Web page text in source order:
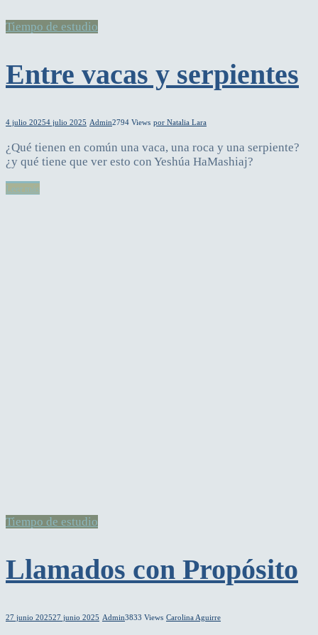
Tiempo de estudio
Entre vacas y serpientes
4 julio 20254 julio 2025 Admin2794 Views por Natalia Lara
¿Qué tienen en común una vaca, una roca y una serpiente?
¿y qué tiene que ver esto con Yeshúa HaMashiaj?
Leer más
Tiempo de estudio
Llamados con Propósito
27 junio 202527 junio 2025 Admin3833 Views Carolina Aguirre